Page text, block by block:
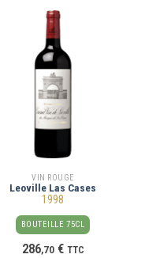
VIN ROUGE
Leoville Las Cases
1998
BOUTEILLE 75CL
286,70 € TTC